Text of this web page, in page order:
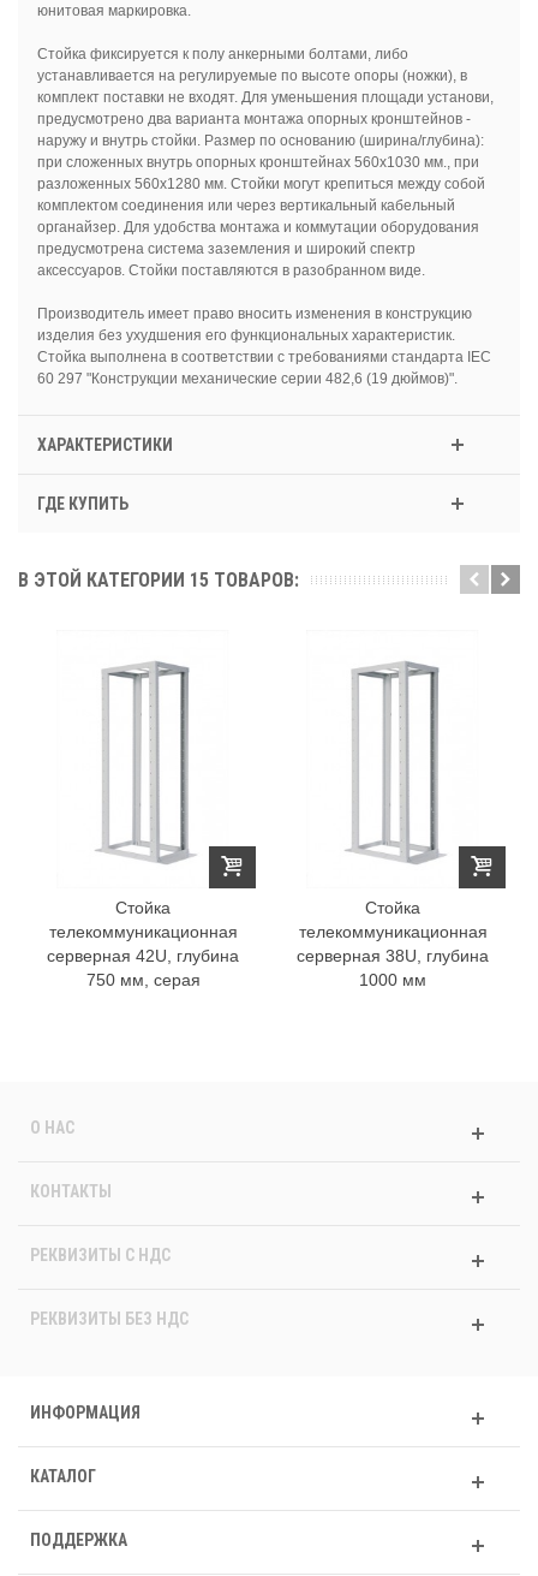
юнитовая маркировка.
Стойка фиксируется к полу анкерными болтами, либо
устанавливается на регулируемые по высоте опоры (ножки), в
комплект поставки не входят. Для уменьшения площади установи,
предусмотрено два варианта монтажа опорных кронштейнов -
наружу и внутрь стойки. Размер по основанию (ширина/глубина):
при сложенных внутрь опорных кронштейнах 560х1030 мм., при
разложенных 560х1280 мм. Стойки могут крепиться между собой
комплектом соединения или через вертикальный кабельный
органайзер. Для удобства монтажа и коммутации оборудования
предусмотрена система заземления и широкий спектр
аксессуаров. Стойки поставляются в разобранном виде.
Производитель имеет право вносить изменения в конструкцию
изделия без ухудшения его функциональных характеристик.
Стойка выполнена в соответствии с требованиями стандарта IEC
60 297 "Конструкции механические серии 482,6 (19 дюймов)".
ХАРАКТЕРИСТИКИ
ГДЕ КУПИТЬ
В ЭТОЙ КАТЕГОРИИ 15 ТОВАРОВ:
Стойка
телекоммуникационная
серверная 42U, глубина
750 мм, серая
Стойка
телекоммуникационная
серверная 38U, глубина
1000 мм
О НАС
КОНТАКТЫ
РЕКВИЗИТЫ C НДС
РЕКВИЗИТЫ БЕЗ НДС
ИНФОРМАЦИЯ
КАТАЛОГ
ПОДДЕРЖКА